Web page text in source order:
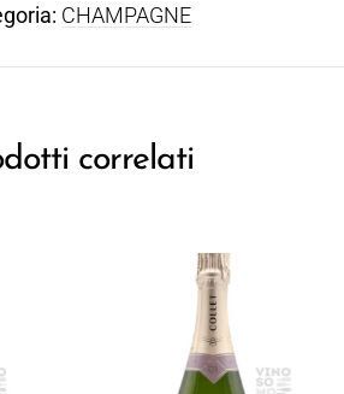
CHAMPAGNE
correlati